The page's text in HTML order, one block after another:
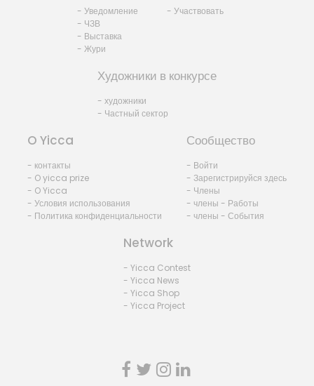
- Уведомление
- ЧЗВ
- Выставка
- Жури
- Участвовать
Художники в конкурсе
- художники
- Частный сектор
O Yicca
- контакты
- O yicca prize
- O Yicca
- Условия использования
- Политика конфиденциальности
Сообщество
- Войти
- Зарегистрируйся здесь
- Члены
- члены - Работы
- члены - События
Network
- Yicca Contest
- Yicca News
- Yicca Shop
- Yicca Project